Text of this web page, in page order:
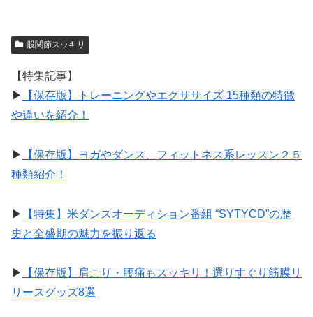
股関節スッキリ
【特集記事】
▶︎
【保存版】トレーニングやエクササイズ 15種類の特徴
や違いを紹介！
▶︎
【保存版】ヨガやダンス、フィットネス系レッスン２５
種類紹介！
▶︎
【特集】米ダンスオーディション番組 “SYTYCD”の歴
史と全盛期の魅力を振り返る
▶︎
【保存版】肩こり・腰痛もスッキリ！選りすぐり筋膜リ
リースグッズ8選